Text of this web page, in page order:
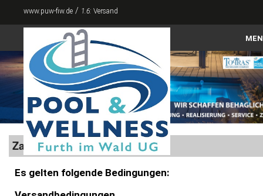
www.puw-fiw.de / 1.6: Versand
Home
Pools
Abdeckungen
Zubehör
Whirlpool & Swimspa
Sauna & Infrarot
Zahlung und Versand
Es gelten folgende Bedingungen: